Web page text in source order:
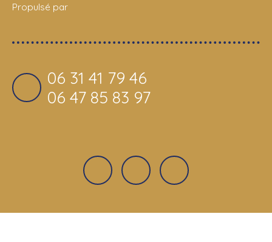
Propulsé par
06 31 41 79 46
06 47 85 83 97